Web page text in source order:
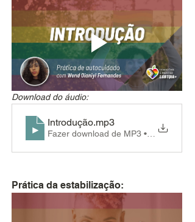
Download do áudio:
Introdução.mp3
Fazer download de MP3 • 1.00MB
Prática da estabilização: